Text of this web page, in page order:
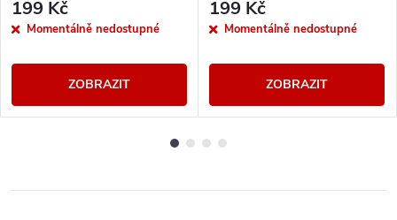
199 Kč
Momentálně nedostupné
ZOBRAZIT
199 Kč
Momentálně nedostupné
ZOBRAZIT